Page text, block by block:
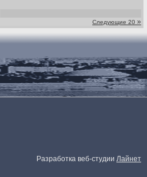
Следующие 20 »
Разработка веб-студии Лайнет